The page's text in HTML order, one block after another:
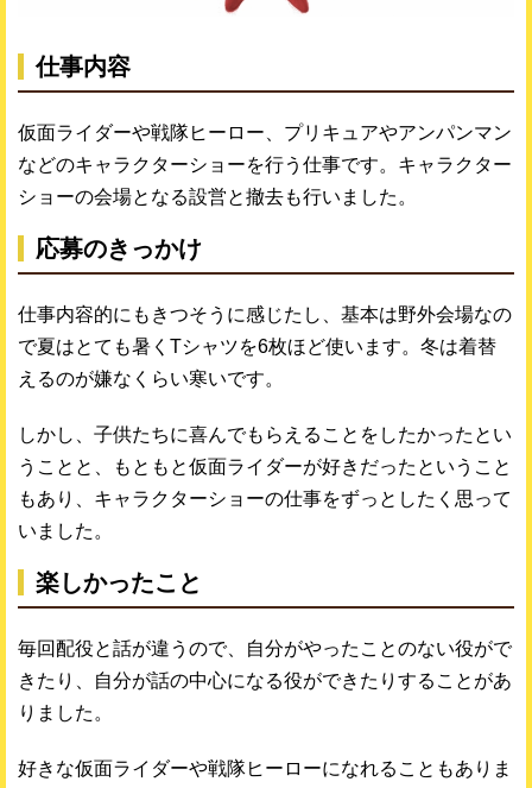
仕事内容
仮面ライダーや戦隊ヒーロー、プリキュアやアンパンマン
などのキャラクターショーを行う仕事です。キャラクター
ショーの会場となる設営と撤去も行いました。
応募のきっかけ
仕事内容的にもきつそうに感じたし、基本は野外会場なの
で夏はとても暑くTシャツを6枚ほど使います。冬は着替
えるのが嫌なくらい寒いです。
しかし、子供たちに喜んでもらえることをしたかったとい
うことと、もともと仮面ライダーが好きだったということ
もあり、キャラクターショーの仕事をずっとしたく思って
いました。
楽しかったこと
毎回配役と話が違うので、自分がやったことのない役がで
きたり、自分が話の中心になる役ができたりすることがあ
りました。
好きな仮面ライダーや戦隊ヒーローになれることもありま